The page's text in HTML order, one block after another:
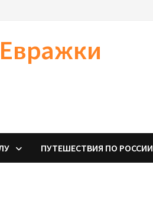
ПУТЕШЕСТВИЯ ПО РОССИИ